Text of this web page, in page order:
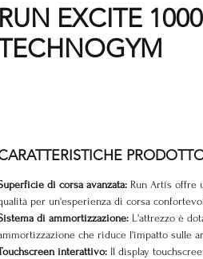
RUN EXCITE
di corsa avanzata: Run Artis offre
per un'esperienza di corsa
di ammortizzazione: L'attrezzo è
che riduce l'impatto sulle
interattivo: Il display